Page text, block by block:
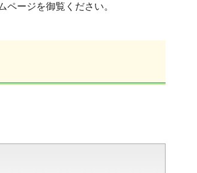
ページを御覧ください。